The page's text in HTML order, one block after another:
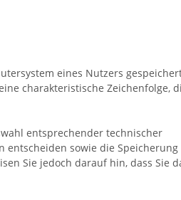
eines Nutzers
charakteristische Zeichenfolge,
entsprechender technischer
entscheiden sowie die
Sie jedoch darauf hin, dass Sie